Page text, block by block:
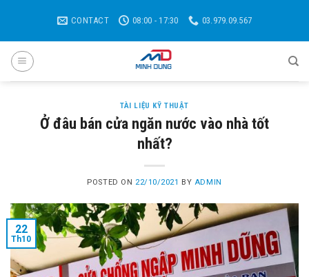
content
CONTACT 08:00 - 17:30 03.979.09.567
TÀI LIỆU KỸ THUẬT
Ở đâu bán cửa ngăn nước vào nhà tốt
nhất?
POSTED ON 22/10/2021 BY ADMIN
22
Th10